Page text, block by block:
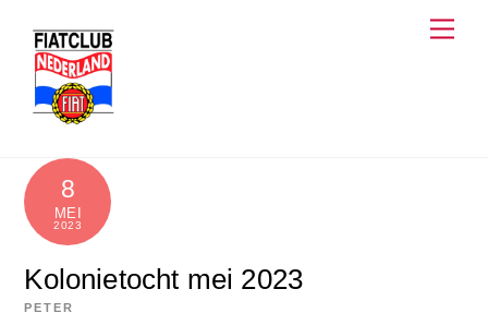
content
8
MEI
2023
Kolonietocht mei 2023
PETER